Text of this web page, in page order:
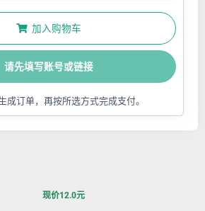
加入购物车
请先填写账号或链接
成订单，再按所选方式完成支付。
现价12.0元